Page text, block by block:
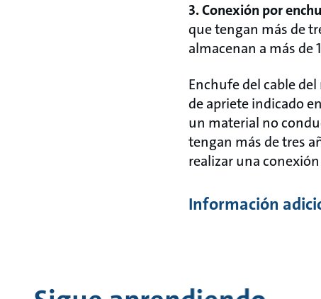
3. Conexión por
que tengan más de
almacenan a más de
Enchufe del cable
de apriete indicado
un material no
tengan más de tres
realizar una
Información